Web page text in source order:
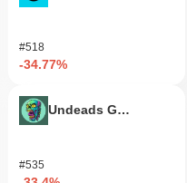
#518
-34.77%
Undeads Games
#535